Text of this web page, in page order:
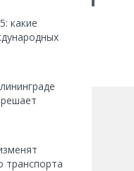
какие
транспорта